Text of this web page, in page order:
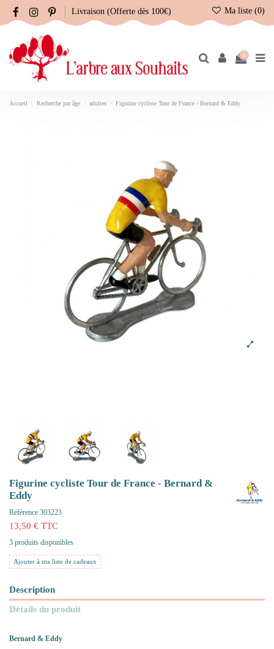
Livraison (Offerte dès 100€) Ma liste (0)
0
Accueil Recherche par âge adultes Figurine cycliste Tour de France - Bernard & Eddy
Figurine cycliste Tour de France - Bernard &
Eddy
Référence 303223
13,50 € TTC
3 produits disponibles
Ajouter à ma liste de cadeaux
Description
Détails du produit
Bernard & Eddy